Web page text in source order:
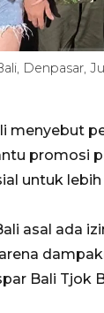
Denpasar,
menyebut
promosi
untuk lebih
asal ada
Bali Tjok